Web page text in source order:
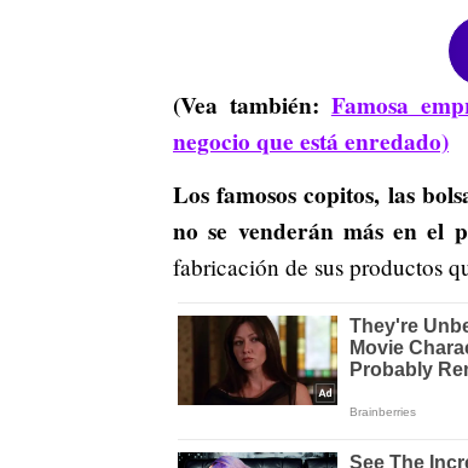
(Vea también: Famosa
negocio que está enredado)
Los famosos copitos, las
no se venderán más en el
fabricación de sus productos